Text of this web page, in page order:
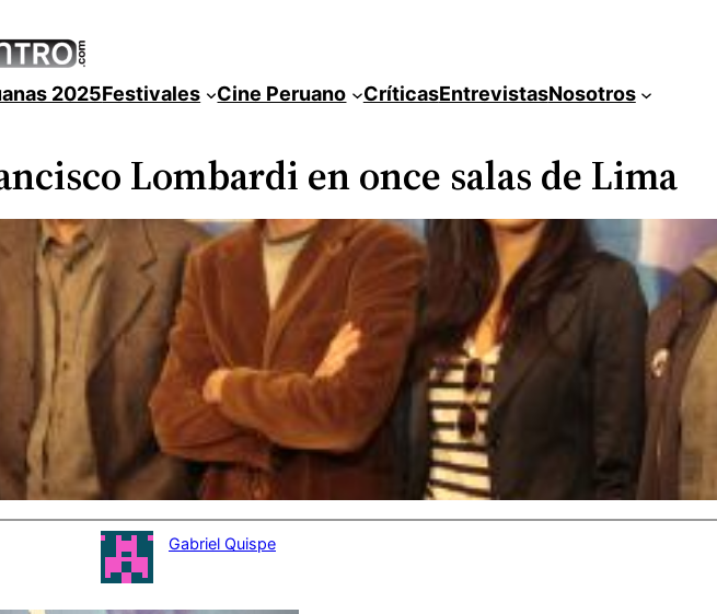
2025Festivales Cine Peruano CríticasEntrevistasNosotros
Lombardi en once salas de Lima
Gabriel Quispe